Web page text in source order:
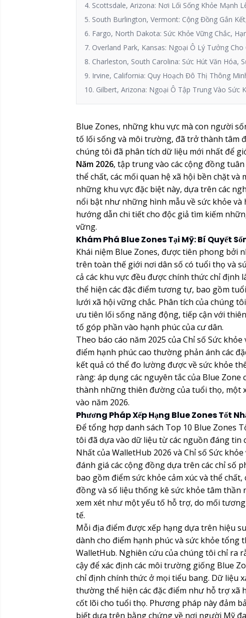
4. Scottsdale, Arizona: Nơi Lối Sống Khỏe Mạnh
5. South Burlington, Vermont: Cộng Đồng Gắn
6. Fargo, North Dakota: Sức Khỏe Vững Chắc,
7. Overland Park, Kansas: Ngoại Ô Lý Tưởng Cho
8. Charleston, South Carolina: Sức Hút Văn Hóa,
9. Irvine, California: Quy Hoạch Đô Thị Thông
10. Gilbert, Arizona: Ngoại Ô Tập Trung Vào Sức
Blue Zones, những khu vực mà con người
tố lối sống và môi trường, đã trở thành tâm
chúng tôi đã phân tích dữ liệu mới nhất để
Năm 2026, tập trung vào các cộng đồng
thể chất, các mối quan hệ xã hội bền chặt
những khu vực đặc biệt này, dựa trên các
nổi bật như những hình mẫu về sức khỏe
hướng dẫn chi tiết cho độc giả tìm kiếm
vững.
Khám Phá Blue Zones Tại Mỹ: Bí Quyết
Khái niệm Blue Zones, được tiên phong bởi
trên toàn thế giới nơi dân số có tuổi thọ và
cả các khu vực đều được chính thức chỉ
thể hiện các đặc điểm tương tự, bao gồm
lưới xã hội vững chắc. Phân tích của chúng
ưu tiên lối sống năng động, tiếp cận với
tố góp phần vào hạnh phúc của cư dân.
Theo báo cáo năm 2025 của Chỉ số Sức
điểm hạnh phúc cao thường phản ánh các
kết quả có thể đo lường được về sức khỏe
ràng: áp dụng các nguyên tắc của Blue
thành những thiên đường của tuổi thọ, một
vào năm 2026.
Phương Pháp Xếp Hạng Blue Zones Tốt
Để tổng hợp danh sách Top 10 Blue Zones
tôi đã dựa vào dữ liệu từ các nguồn đáng tin
Nhất của WalletHub 2026 và Chỉ số Sức
đánh giá các cộng đồng dựa trên các chỉ số
bao gồm điểm sức khỏe cảm xúc và thể
đồng và số liệu thống kê sức khỏe tâm
xem xét như một yếu tố hỗ trợ, do mối
tế.
Mỗi địa điểm được xếp hạng dựa trên hiệu
dành cho điểm hạnh phúc và sức khỏe
WalletHub. Nghiên cứu của chúng tôi chỉ ra
cậy để xác định các môi trường giống Blue
chỉ định chính thức ở mọi tiểu bang. Dữ liệu
thường thể hiện các đặc điểm như hỗ trợ xã
cốt lõi cho tuổi thọ. Phương pháp này đảm
biết dựa trên bằng chứng về nơi người Mỹ